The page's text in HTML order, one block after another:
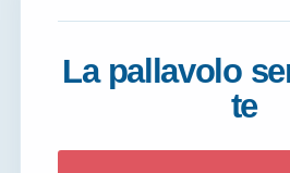
La pallavolo
te